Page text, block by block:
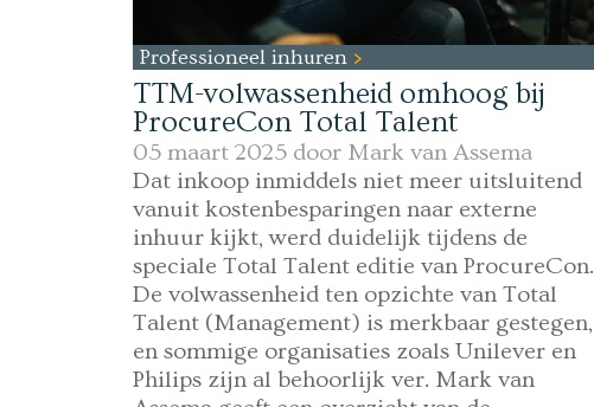
Professioneel inhuren
TTM-volwassenheid omhoog bij
ProcureCon Total Talent
05 maart 2025 door Mark van Assema
Dat inkoop inmiddels niet meer uitsluitend
vanuit kostenbesparingen naar externe
inhuur kijkt, werd duidelijk tijdens de
speciale Total Talent editie van ProcureCon.
De volwassenheid ten opzichte van Total
Talent (Management) is merkbaar gestegen,
en sommige organisaties zoals Unilever en
Philips zijn al behoorlijk ver. Mark van